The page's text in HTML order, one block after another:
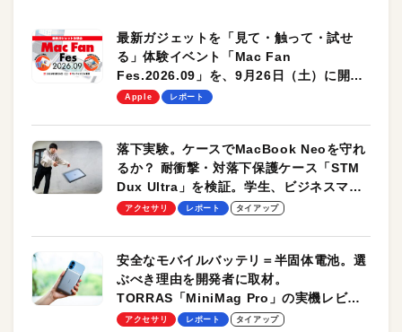
最新ガジェットを「見て・触って・試せ
る」体験イベント「Mac Fan
Fes.2026.09」を、9月26日（土）に開催
します！
Apple レポート
落下実験。ケースでMacBook Neoを守れ
るか？ 耐衝撃・対落下保護ケース「STM
Dux Ultra」を検証。学生、ビジネスマン
のモバイルユースに最適！
アクセサリ レポート タイアップ
安全なモバイルバッテリ＝半固体電池。選
ぶべき理由を開発者に取材。
TORRAS「MiniMag Pro」の実機レビュ
ーも
アクセサリ レポート タイアップ